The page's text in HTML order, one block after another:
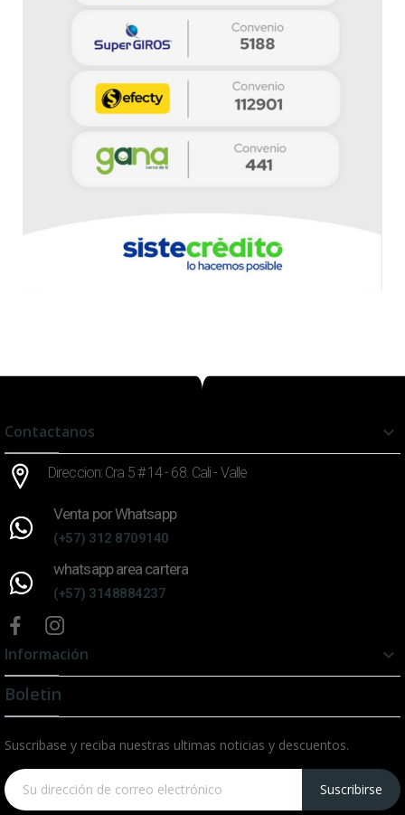
Contactanos 
Direccion: Cra 5 # 14 - 68. Cali - Valle
Venta por Whatsapp
(+57) 312 8709140
whatsapp area cartera
(+57) 3148884237
Información

Boletin
Suscribase y reciba nuestras ultimas noticias y descuentos.
Suscribirse